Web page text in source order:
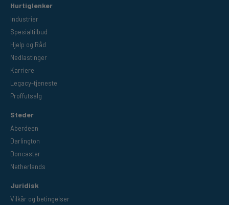
Hurtiglenker
Industrier
Spesialtilbud
Hjelp og Råd
Nedlastinger
Karriere
Legacy-tjeneste
Proffutsalg
Steder
Aberdeen
Darlington
Doncaster
Netherlands
Juridisk
Vilkår og betingelser